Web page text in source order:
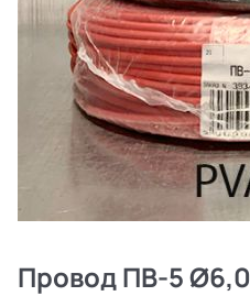
Провод ПВ-5 Ø6,0